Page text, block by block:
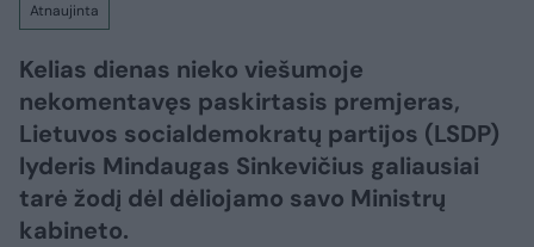
Atnaujinta
Kelias dienas nieko viešumoje
nekomentavęs paskirtasis premjeras,
Lietuvos socialdemokratų partijos (LSDP)
lyderis Mindaugas Sinkevičius galiausiai
tarė žodį dėl dėliojamo savo Ministrų
kabineto.